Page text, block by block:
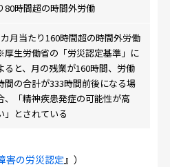
80時間超の時間外労働
月当たり160時間超の時間外労働
厚生労働省の「労災認定基準」に
ると、月の残業が160時間、労働
間の合計が333時間前後になる場
、「精神疾患発症の可能性が高
」とされている
害の労災認定 』）